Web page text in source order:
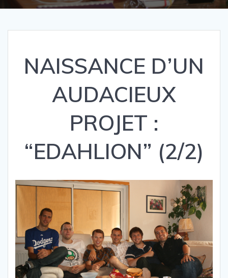
NAISSANCE D’UN
AUDACIEUX
PROJET :
“EDAHLION” (2/2)